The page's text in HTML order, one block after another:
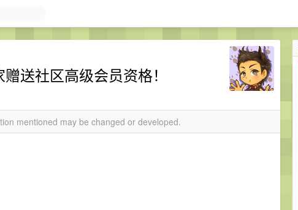
送社区高级会员资格！
mentioned may be changed or developed.